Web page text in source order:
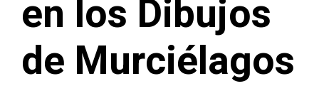
en los Dibujos
de Murciélagos